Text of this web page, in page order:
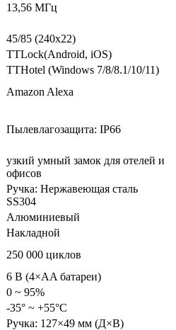
13,56 МГц
45/85 (240x22)
TTLock(Android, iOS)
TTHotel (Windows 7/8/8.1/10/11)
Amazon Alexa
Пылевлагозащита: IP66
узкий умный замок для отелей и
офисов
Ручка: Нержавеющая сталь
SS304
Алюминиевый
Накладной
250 000 циклов
6 В (4×AA батареи)
0 ~ 95%
-35° ~ +55°С
Ручка: 127×49 мм (Д×В)